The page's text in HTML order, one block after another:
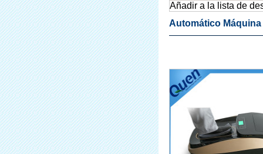
Añadir a la lista de
Automático Máquina
Uso Médico